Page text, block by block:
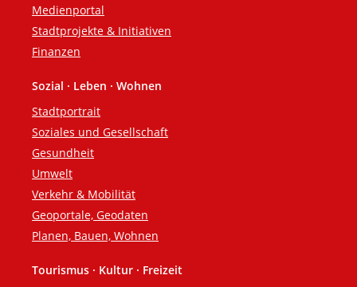
Medienportal
Stadtprojekte & Initiativen
Finanzen
Sozial · Leben · Wohnen
Stadtportrait
Soziales und Gesellschaft
Gesundheit
Umwelt
Verkehr & Mobilität
Geoportale, Geodaten
Planen, Bauen, Wohnen
Tourismus · Kultur · Freizeit